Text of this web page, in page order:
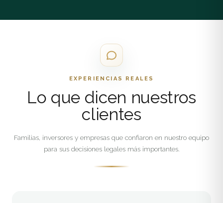
EXPERIENCIAS REALES
Lo que dicen nuestros
clientes
Familias, inversores y empresas que confiaron en nuestro equipo
para sus decisiones legales más importantes.